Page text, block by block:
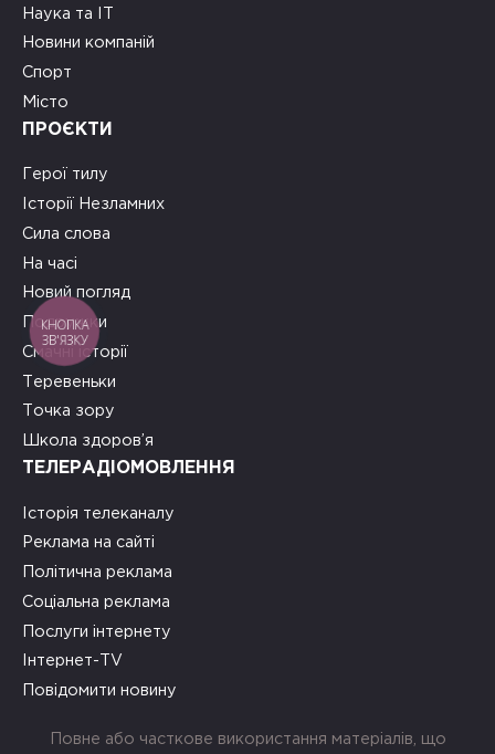
Наука та ІТ
Новини компаній
Спорт
Місто
ПРОЄКТИ
Герої тилу
Історії Незламних
Сила слова
На часі
Новий погляд
Подружки
Смачні історії
Теревеньки
Точка зору
Школа здоров’я
ТЕЛЕРАДІОМОВЛЕННЯ
Історія телеканалу
Реклама на сайті
Політична реклама
Соціальна реклама
Послуги інтернету
Інтернет-TV
Повідомити новину
Повне або часткове використання матеріалів, що
КНОПКА
ЗВ'ЯЗКУ